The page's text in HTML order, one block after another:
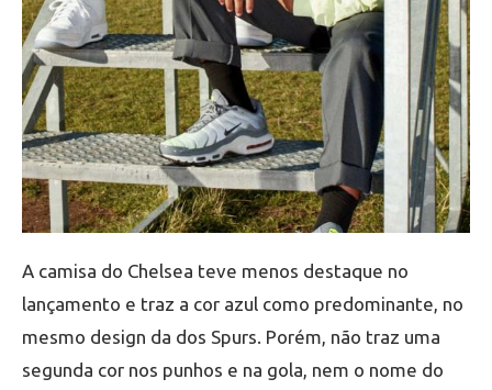
A camisa do Chelsea teve menos destaque no
lançamento e traz a cor azul como predominante, no
mesmo design da dos Spurs. Porém, não traz uma
segunda cor nos punhos e na gola, nem o nome do